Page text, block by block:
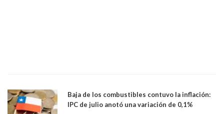
Baja de los combustibles contuvo la inflación:
IPC de julio anotó una variación de 0,1%